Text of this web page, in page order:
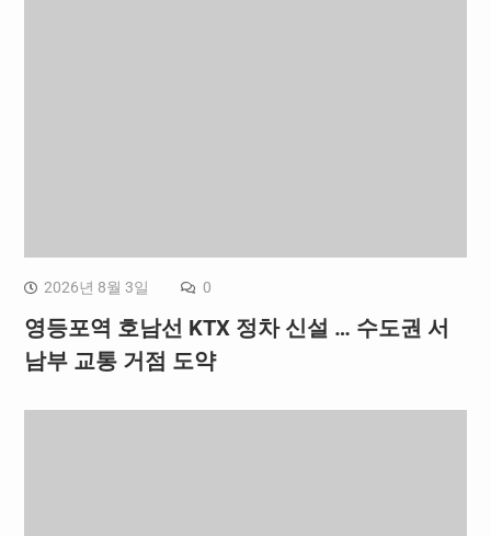
2026년 8월 3일 0
영등포역 호남선 KTX 정차 신설 … 수도권 서
남부 교통 거점 도약